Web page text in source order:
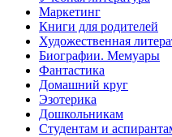
Маркетинг
Книги для родителей
Художественная
Биографии. Мемуары
Фантастика
Домашний круг
Эзотерика
Дошкольникам
Студентам и